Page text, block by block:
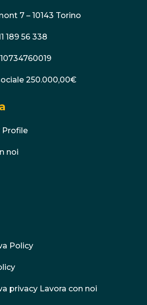
7 – 10143 Torino
189 56 338
250.000,00€
Profile
noi
Policy
privacy Lavora con noi